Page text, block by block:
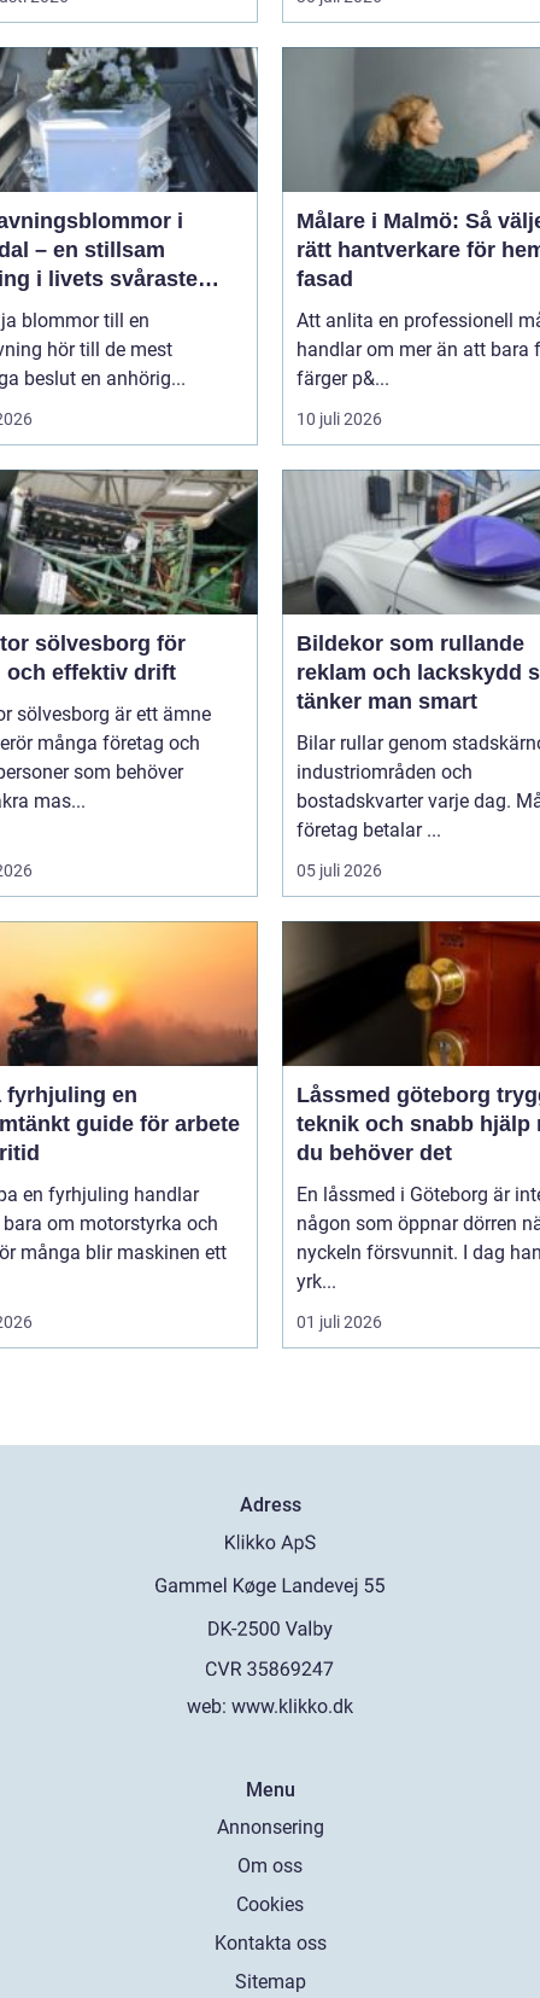
i
– en stillsam
i livets svåraste
blommor till en
hör till de mest
beslut en anhörig...
Målare i Malmö: Så
rätt hantverkare för
fasad
Att anlita en professionell
handlar om mer än att bara
färger p&...
10 juli 2026
sölvesborg för
och effektiv drift
sölvesborg är ett ämne
många företag och
som behöver
mas...
Bildekor som rullande
reklam och lackskydd så
tänker man smart
Bilar rullar genom
industriområden och
bostadskvarter varje dag.
företag betalar ...
05 juli 2026
en
guide för arbete
en fyrhjuling handlar
om motorstyrka och
många blir maskinen ett
Låssmed göteborg trygghet,
teknik och snabb hjälp
du behöver det
En låssmed i Göteborg är
någon som öppnar dörren
nyckeln försvunnit. I dag
yrk...
01 juli 2026
Adress
web: www.klikko.dk
Menu
Annonsering
Om oss
Cookies
Kontakta oss
Sitemap